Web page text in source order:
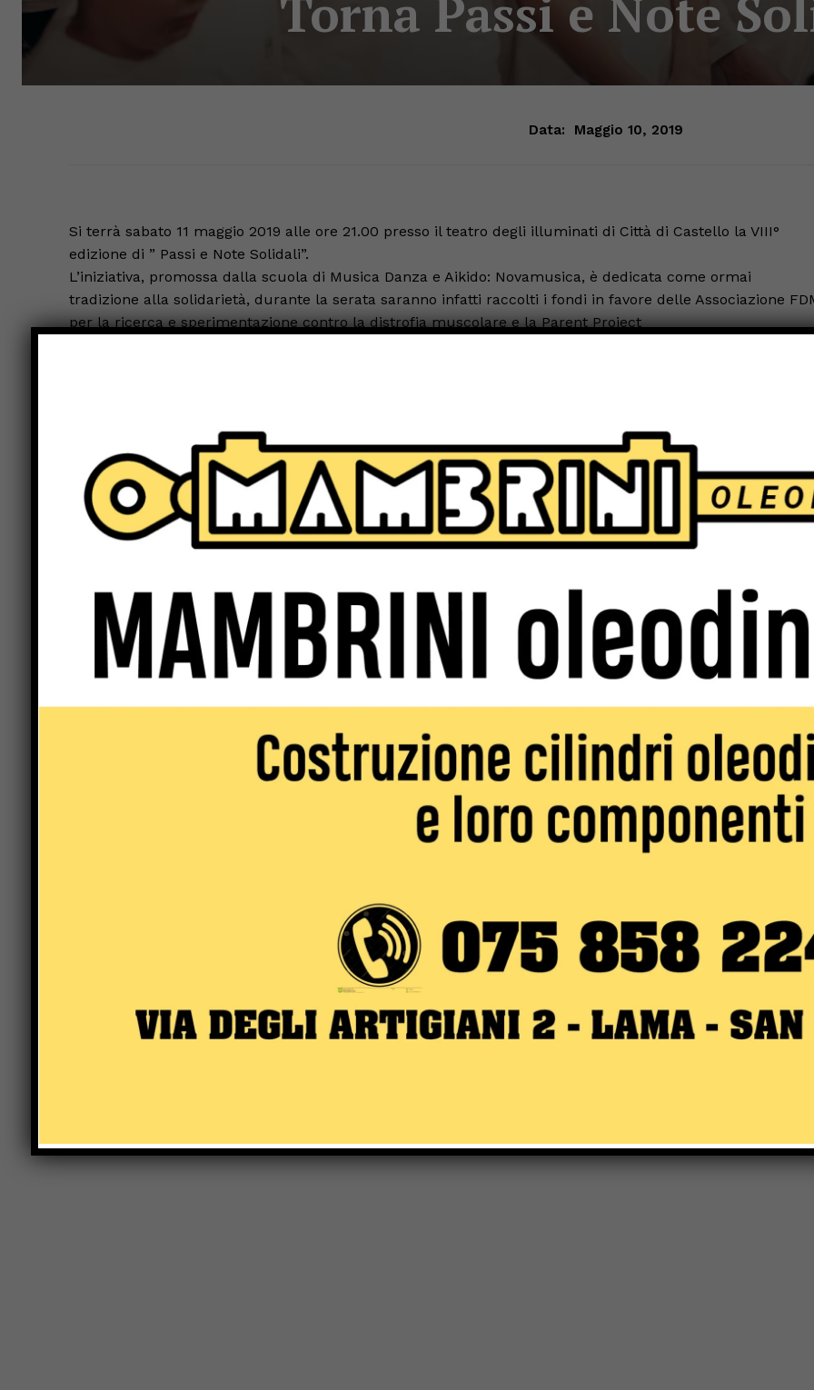
Torna Passi e Note
Data: Maggio 10, 2019
Si terrà sabato 11 maggio 2019 alle ore 21.00 presso il teatro degli illuminati di Città di Castello la VIII°
edizione di ” Passi e Note Solidali”.
L’iniziativa, promossa dalla scuola di Musica Danza e Aikido: Novamusica, è dedicata come ormai
tradizione alla solidarietà, durante la serata saranno infatti raccolti i fondi in favore delle Associazione
per la ricerca e sperimentazione contro la distrofia muscolare e la Parent Project
Katarina Polchi, poi di seguito esibizione di allievi di Pianoforte dei maestri Alunni Ezdra, Silvano Petturiti
violinisti dalla classe NovaMusica di Sansepolcro della maestra Laura Cuku. Si alterneranno poi le allieve
di danza dalla ballerina Silvia Bastianelli che si alterneranno in coreografie classiche e moderne con ospiti
d’eccezione. Sara poi la volta dei gruppi di musica d’insieme Skiapposky e Morgana d’avena a cura dei
maestri Nicola Matteaggi e Luca Pacciarini a seguire il coro di voci bianche Incontrocanto diretto da Lucia
Capaccioni, e per finire la straordinaria voce di Elizabeta Trofimova allieva della maestra Rosy Bordjieva e
all’insegna della solidarietà e la beneficenza. L’ingresso è a offerta fino ad esaurimento posti.
Previous article
Domenica 12 maggio in 3.700 piazze
Next article
regionale FISDIR di atletica leggera
Name:*
Email:*